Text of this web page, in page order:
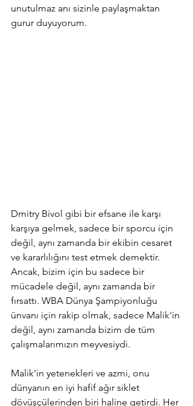
unutulmaz anı sizinle paylaşmaktan
gurur duyuyorum.
Dmitry Bivol gibi bir efsane ile karşı
karşıya gelmek, sadece bir sporcu için
değil, aynı zamanda bir ekibin cesaret
ve kararlılığını test etmek demektir.
Ancak, bizim için bu sadece bir
mücadele değil, aynı zamanda bir
fırsattı. WBA Dünya Şampiyonluğu
ünvanı için rakip olmak, sadece Malik'in
değil, aynı zamanda bizim de tüm
çalışmalarımızın meyvesiydi.
Malik'in yetenekleri ve azmi, onu
dünyanın en iyi hafif ağır siklet
dövüşçülerinden biri haline getirdi. Her